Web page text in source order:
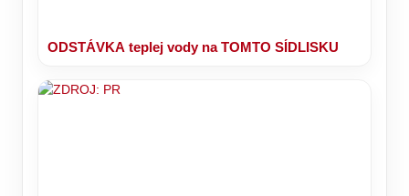
ODSTÁVKA teplej vody na TOMTO SÍDLISKU